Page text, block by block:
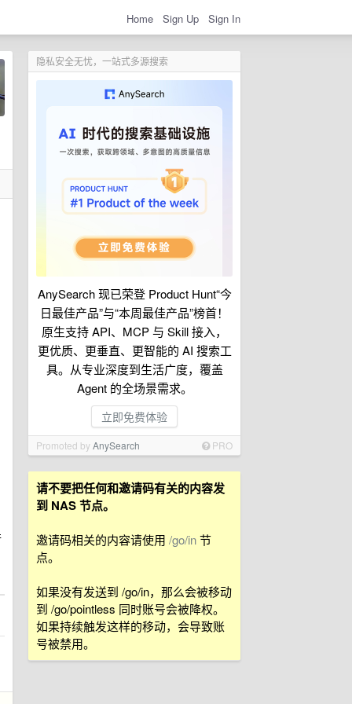
Home Sign Up Sign In
隐私安全无忧，一站式多源搜索
AnySearch 现已荣登 Product Hunt“今
日最佳产品”与“本周最佳产品”榜首！
原生支持 API、MCP 与 Skill 接入，
更优质、更垂直、更智能的 AI 搜索工
具。从专业深度到生活广度，覆盖
Agent 的全场景需求。
立即免费体验
Promoted byAnySearch PRO
请不要把任何和邀请码有关的内容发
到 NAS 节点。
邀请码相关的内容请使用 /go/in节
点。
如果没有发送到 /go/in，那么会被移动
到 /go/pointless 同时账号会被降权。
如果持续触发这样的移动，会导致账
号被禁用。